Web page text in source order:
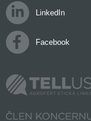
LinkedIn
Facebook